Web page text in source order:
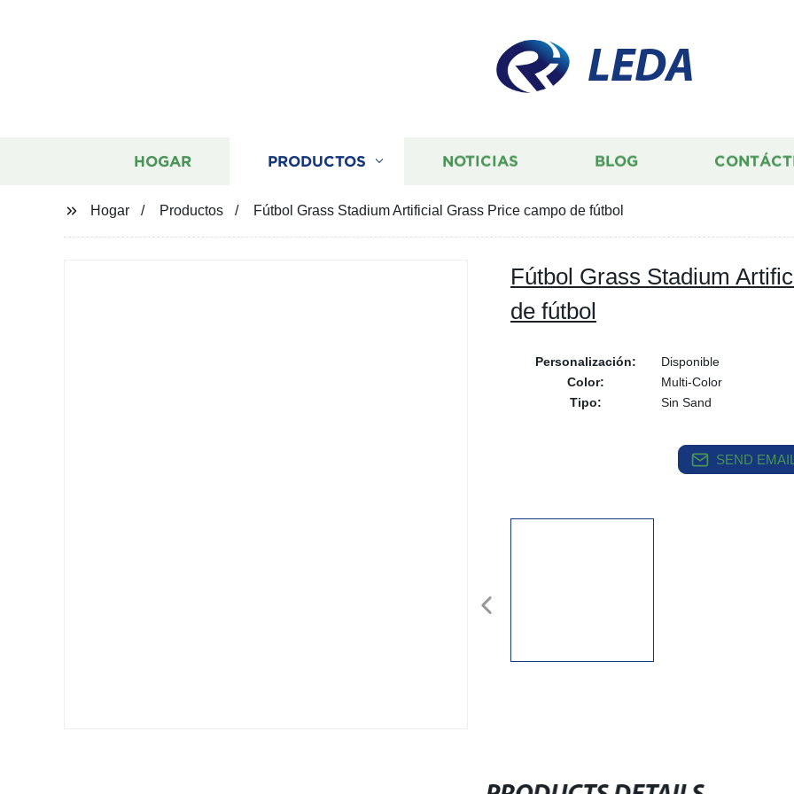
LEDA
HOGAR PRODUCTOS NOTICIAS BLOG
Hogar Productos Fútbol Grass Stadium Artificial Grass Price campo de fútbol
Fútbol Grass Stadium
de fútbol
Personalización:
Disponible
Color:
Multi-Color
Tipo:
Sin Sand
SEND